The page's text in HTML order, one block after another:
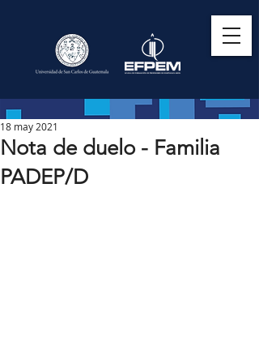
Nota de duelo - Familia
PADEP/D
18 may 2021